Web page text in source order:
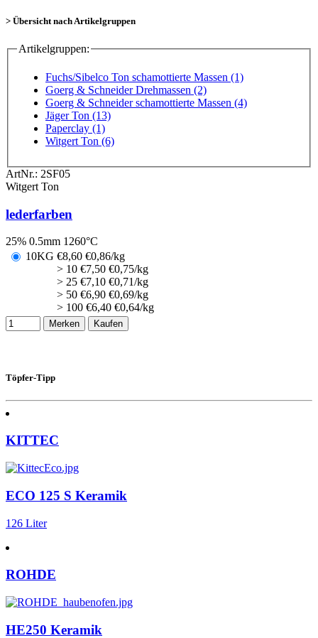
> Übersicht nach Artikelgruppen
Artikelgruppen:
Fuchs/Sibelco Ton schamottierte Massen (1)
Goerg & Schneider Drehmassen (2)
Goerg & Schneider schamottierte Massen (4)
Jäger Ton (13)
Paperclay (1)
Witgert Ton (6)
ArtNr.: 2SF05
Witgert Ton
lederfarben
25% 0.5mm 1260°C
10KG €8,60 €0,86/kg
> 10 €7,50 €0,75/kg
> 25 €7,10 €0,71/kg
> 50 €6,90 €0,69/kg
> 100 €6,40 €0,64/kg
Merken Kaufen
Töpfer-Tipp
KITTEC
ECO 125 S Keramik
126 Liter
ROHDE
HE250 Keramik